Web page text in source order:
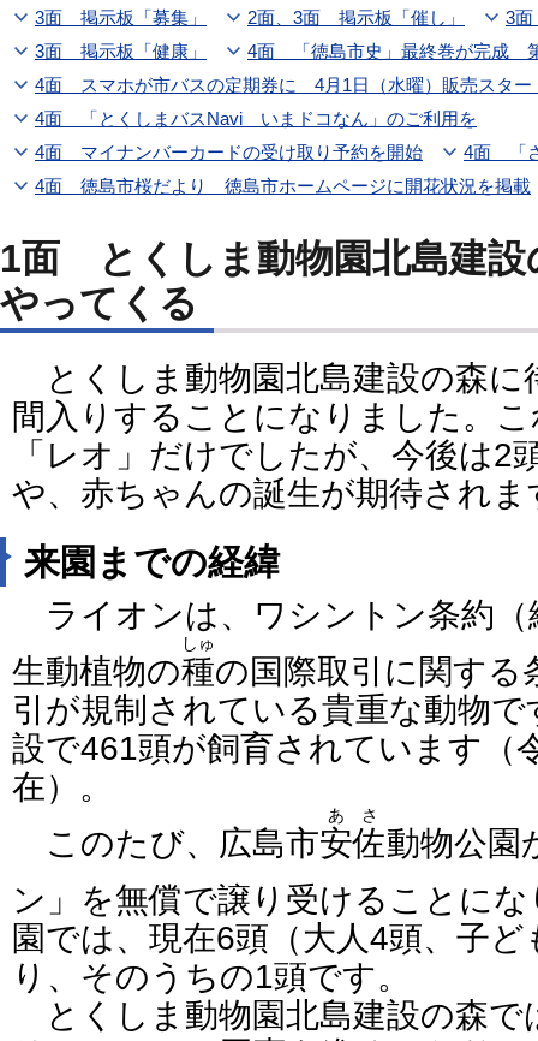
3面 掲示板「募集」
2面、3面 掲示板「催し」
3
3面 掲示板「健康」
4面 「徳島市史」最終巻が完成
4面 スマホが市バスの定期券に 4月1日（水曜）販売スター
4面 「とくしまバスNavi いまドコなん」のご利用を
4面 マイナンバーカードの受け取り予約を開始
4面 「
4面 徳島市桜だより 徳島市ホームページに開花状況を掲載
1面 とくしま動物園北島建
やってくる
とくしま動物園北島建設の森に
間入りすることになりました。
「レオ」だけでしたが、今後は2
や、赤ちゃんの誕生が期待されま
来園までの経緯
ライオンは、ワシントン条約（
生動植物の種
しゅ
の国際取引に関する
引が規制されている貴重な動物
設で461頭が飼育されています（
在）。
このたび、広島市安佐
あさ
動物公園
ン」を無償で譲り受けることに
園では、現在6頭（大人4頭、子
り、そのうちの1頭です。
とくしま動物園北島建設の森で